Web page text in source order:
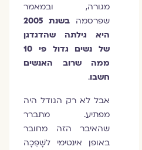
מגורה, ובמאמר
שפרסמה
בשנת 2005
היא גילתה שהדגדגן
של נשים גדול פי 10
ממה שרוב האנשים
חשבו.
אבל לא רק הגודל היה
מפתיע. מתברר
שהאיבר הזה מחובר
באופן אינטימי לשָׁפְכָה